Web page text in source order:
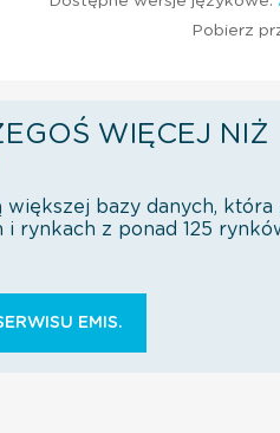
Pobierz
WIĘCEJ NIŻ
większej bazy danych, która
rynkach z ponad 125
EMIS.